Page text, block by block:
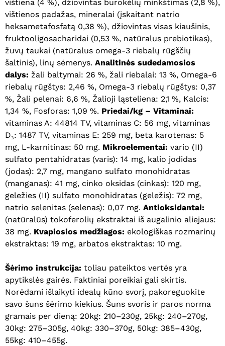
Krepšelyje nėra produktų.
Eiti Į Parduotuvę
vištiena (4 %), džiovintas burokėlių minkštimas (2,8 %),
vištienos padažas, mineralai (įskaitant natrio
heksametafosfatą 0,38 %), džiovintas visas kiaušinis,
fruktooligosacharidai (0,53 %, natūralus prebiotikas),
žuvų taukai (natūralus omega-3 riebalų rūgščių
šaltinis), linų sėmenys. Analitinės sudedamosios
dalys: žali baltymai: 26 %, žali riebalai: 13 %, Omega-6
riebalų rūgštys: 2,46 %, Omega-3 riebalų rūgštys: 0,37
%, Žali pelenai: 6,6 %, Žalioji ląsteliena: 2,1 %, Kalcis:
1,34 %, Fosforas: 1,09 %. Priedai/kg – Vitaminai:
vitaminas A: 44814 TV, vitaminas C: 56 mg, vitaminas
D₃: 1487 TV, vitaminas E: 259 mg, beta karotenas: 5
mg, L-karnitinas: 50 mg. Mikroelementai: vario (II)
sulfato pentahidratas (varis): 14 mg, kalio jodidas
(jodas): 2,7 mg, mangano sulfato monohidratas
(manganas): 41 mg, cinko oksidas (cinkas): 120 mg,
geležies (II) sulfato monohidratas (geležis): 72 mg,
natrio selenitas (selenas): 0,07 mg. Antioksidantai:
(natūralūs) tokoferolių ekstraktai iš augalinio aliejaus:
38 mg. Kvapiosios medžiagos: ekologiškas rozmarinų
ekstraktas: 19 mg, arbatos ekstraktas: 10 mg.
Šėrimo instrukcija: toliau pateiktos vertės yra
apytikslės gairės. Faktiniai poreikiai gali skirtis.
Norėdami išlaikyti idealų kūno svorį, pakoreguokite
savo šuns šėrimo kiekius. Šuns svoris ir paros norma
gramais per dieną: 20kg: 210–230g, 25kg: 240–270g,
30kg: 275–305g, 40kg: 330–370g, 50kg: 385–430g,
55kg: 410–455g.